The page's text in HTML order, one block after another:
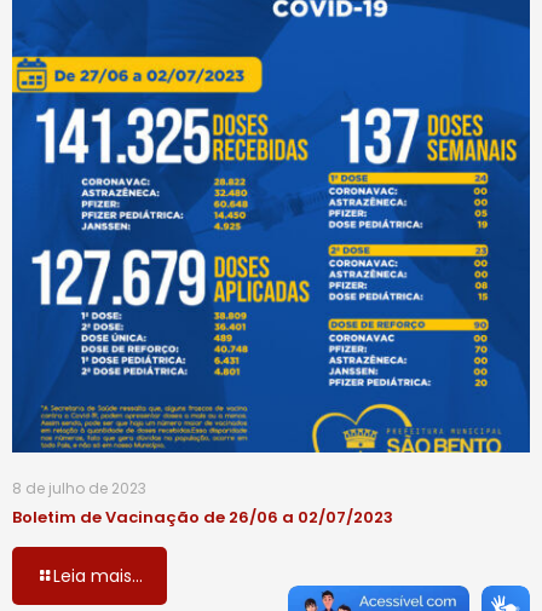
8 de julho de 2023
Boletim de Vacinação de 26/06 a 02/07/2023
Leia mais...